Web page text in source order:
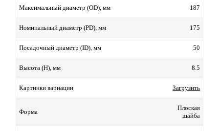
Максимальный диаметр (OD), мм 187
Номинальный диаметр (PD), мм 175
Посадочный диаметр (ID), мм 50
Высота (H), мм 8.5
Картинки вариации Загрузить
Форма
Плоская
шайба